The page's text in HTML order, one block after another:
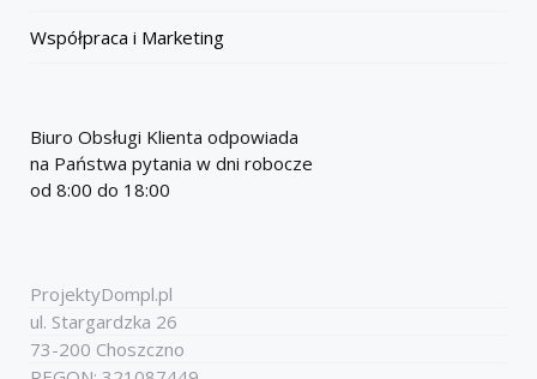
Współpraca i Marketing
Biuro Obsługi Klienta odpowiada
na Państwa pytania w dni robocze
od 8:00 do 18:00
ProjektyDompl.pl
ul. Stargardzka 26
73-200 Choszczno